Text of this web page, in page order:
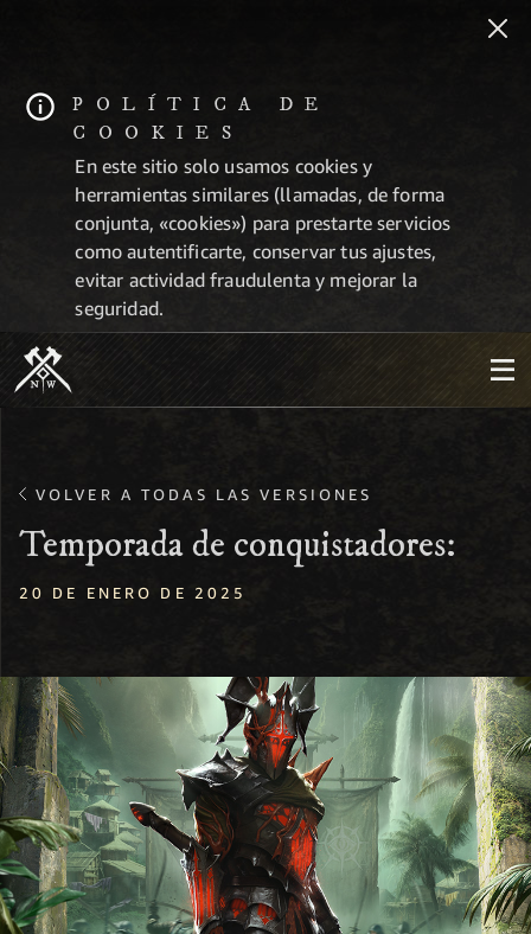
POLÍTICA DE
COOKIES
En este sitio solo usamos cookies y
herramientas similares (llamadas, de forma
conjunta, «cookies») para prestarte servicios
como autentificarte, conservar tus ajustes,
evitar actividad fraudulenta y mejorar la
seguridad.
VOLVER A TODAS LAS VERSIONES
Temporada de conquistadores:
20 DE ENERO DE 2025